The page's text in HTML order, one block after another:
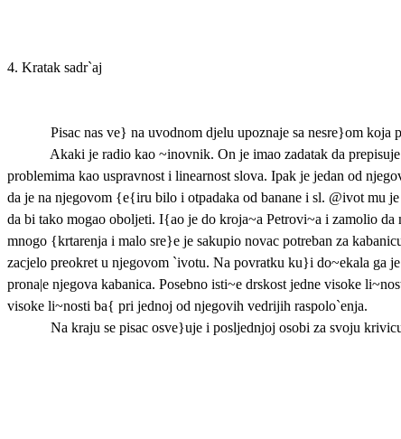
4. Kratak sadr`aj
Pisac nas ve} na uvodnom djelu upoznaje sa nesre}om
Akaki je radio kao ~inovnik. On je imao zadatak da
problemima kao uspravnost i linearnost slova. Ipak je jedan od
da je na njegovom {e{iru bilo i otpadaka od banane i sl. @ivot mu
da bi tako mogao oboljeti. I{ao je do kroja~a Petrovi~a i zamolio
mnogo {krtarenja i malo sre}e je sakupio novac potreban za
zacjelo preokret u njegovom `ivotu. Na povratku ku}i do~ekala ga
prona|e njegova kabanica. Posebno isti~e drskost jedne visoke
visoke li~nosti ba{ pri jednoj od njegovih vedrijih raspolo`enja.
Na kraju se pisac osve}uje i posljednjoj osobi za svoju